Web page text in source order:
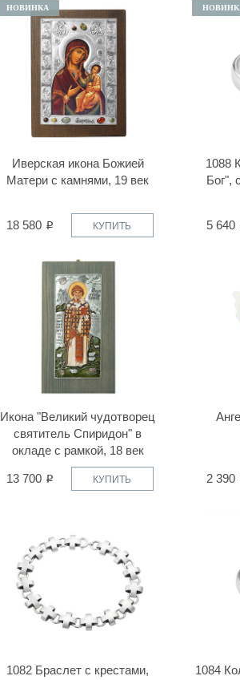
НОВИНКА
Иверская икона Божией
Матери с камнями, 19 век
18 580 КУПИТЬ
1088
Бог",
5 640
Икона "Великий чудотворец
святитель Спиридон" в
окладе с рамкой, 18 век
13 700 КУПИТЬ 2 390
1082 Браслет с крестами,
1084